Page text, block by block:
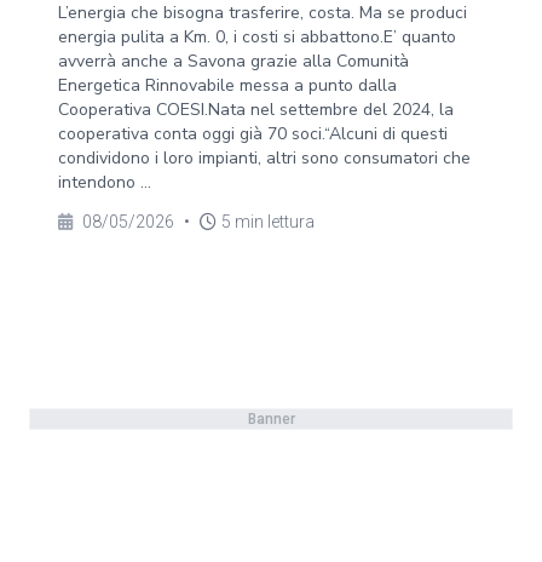
L’energia che bisogna trasferire, costa. Ma se produci
energia pulita a Km. 0, i costi si abbattono.E’ quanto
avverrà anche a Savona grazie alla Comunità
Energetica Rinnovabile messa a punto dalla
Cooperativa COESI.Nata nel settembre del 2024, la
cooperativa conta oggi già 70 soci.“Alcuni di questi
condividono i loro impianti, altri sono consumatori che
intendono ...
08/05/2026 • 5 min lettura
Banner